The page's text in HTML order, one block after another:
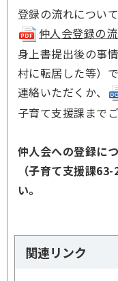
登録の流れについ
仲人会登録の
身上書提出後の事
村に転居した等）
連絡いただくか、
子育て支援課まで
仲人会への登録に
（子育て支援課
い。
関連リンク